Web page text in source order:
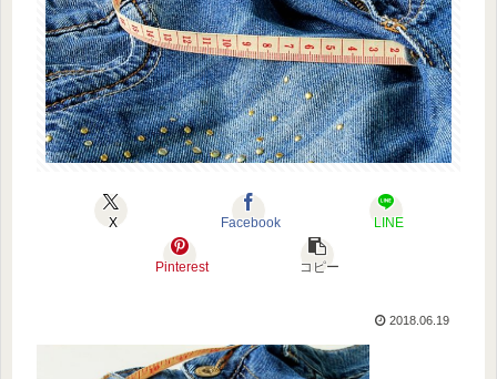
X Facebook LINE
Pinterest コピー
2018.06.19